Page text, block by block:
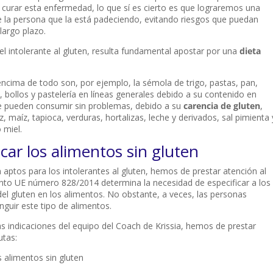
esta enfermedad, lo que sí es cierto es que lograremos una
persona que la está padeciendo, evitando riesgos que puedan
plazo.
intolerante al gluten, resulta fundamental apostar por una dieta
de todo son, por ejemplo, la sémola de trigo, pastas, pan,
y pastelería en líneas generales debido a su contenido en
consumir sin problemas, debido a su carencia de gluten,
maíz, tapioca, verduras, hortalizas, leche y derivados, sal pimienta
miel.
los alimentos sin gluten
para los intolerantes al gluten, hemos de prestar atención al
UE número 828/2014 determina la necesidad de especificar a los
gluten en los alimentos. No obstante, a veces, las personas
este tipo de alimentos.
indicaciones del equipo del Coach de Krissia, hemos de prestar